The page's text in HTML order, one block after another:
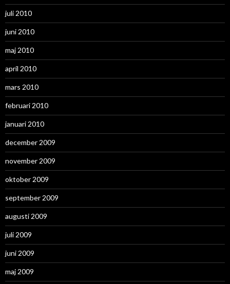
juli 2010
juni 2010
maj 2010
april 2010
mars 2010
februari 2010
januari 2010
december 2009
november 2009
oktober 2009
september 2009
augusti 2009
juli 2009
juni 2009
maj 2009